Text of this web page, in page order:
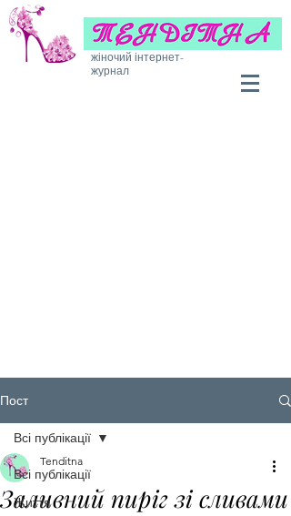
жіночий інтернет-
журнал
Пост
Всі публікації
Життя
Всі публікації
Заливний пиріг зі сливами
Tenditna